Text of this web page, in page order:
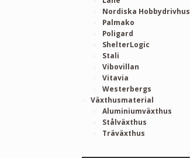
Nordiska Hobbydrivhus
Palmako
Poligard
ShelterLogic
Stali
Vibovillan
Vitavia
Westerbergs
Växthusmaterial
Aluminiumväxthus
Stålväxthus
Träväxthus